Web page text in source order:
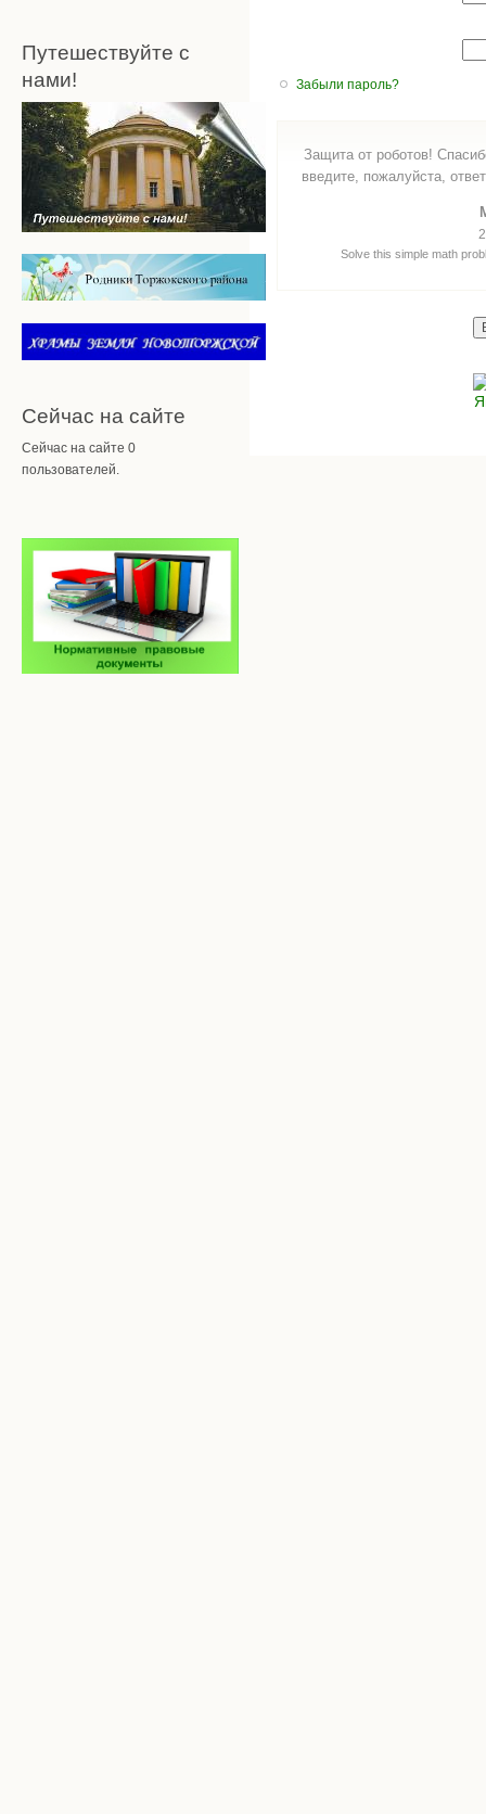
Путешествуйте с
нами!
Сейчас на сайте
Сейчас на сайте 0
пользователей.
Забыли пароль?
Защита от роботов!
введите, пожалуйста,
Solve this simple math